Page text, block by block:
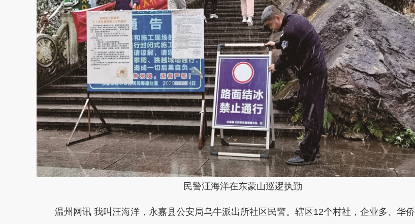
民警汪海洋在东蒙山巡逻执勤
温州网讯 我叫汪海洋，永嘉县公安局乌牛派出所社区民警。辖区12个村社，企业多、华侨